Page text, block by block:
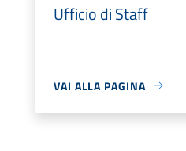
Ufficio di Staff
VAI ALLA PAGINA